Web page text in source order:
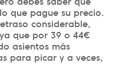
que pague su precio.
considerable,
que por 39 o 44€
asientos más
para picar y a veces,